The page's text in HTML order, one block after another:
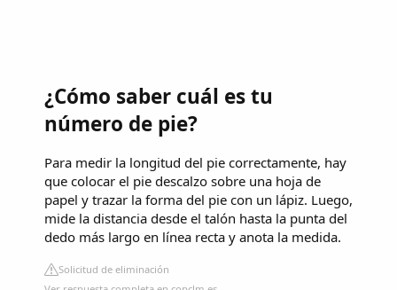
¿Cómo saber cuál es tu
número de pie?
Para medir la longitud del pie correctamente, hay
que colocar el pie descalzo sobre una hoja de
papel y trazar la forma del pie con un lápiz. Luego,
mide la distancia desde el talón hasta la punta del
dedo más largo en línea recta y anota la medida.
Solicitud de eliminación